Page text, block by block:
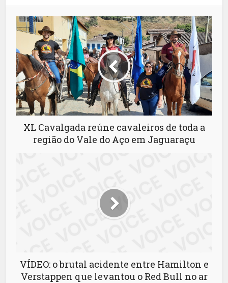
XL Cavalgada reúne cavaleiros de toda a
região do Vale do Aço em Jaguaraçu
VÍDEO: o brutal acidente entre Hamilton e
Verstappen que levantou o Red Bull no ar